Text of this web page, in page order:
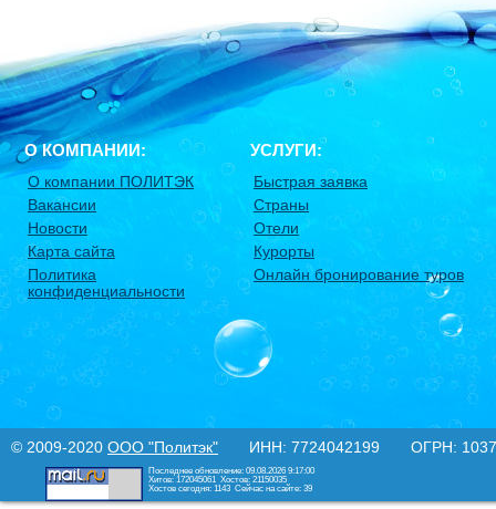
О КОМПАНИИ:
О компании ПОЛИТЭК
Вакансии
Новости
Карта сайта
Политика
конфиденциальности
УСЛУГИ:
Быстрая заявка
Страны
Отели
Курорты
Онлайн бронирование туров
© 2009-2020 ООО "Политэк" ИНН: 7724042199 ОГРН:
Последнее обновление: 09.08.2026 9:17:00
Хитов: 172045061 Хостов: 21150035
Хостов сегодня: 1143 Сейчас на сайте: 39